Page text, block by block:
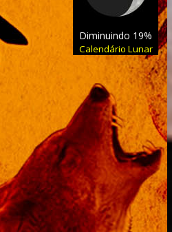
Diminuindo 19%
Calendário Lunar